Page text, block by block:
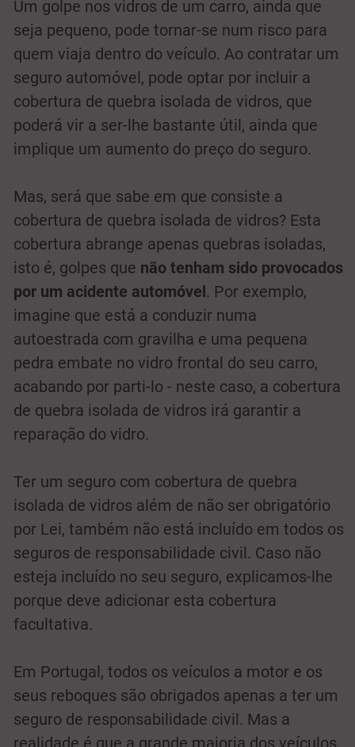
Um golpe nos vidros de um carro, ainda que
seja pequeno, pode tornar-se num risco para
quem viaja dentro do veículo. Ao contratar um
seguro automóvel, pode optar por incluir a
cobertura de quebra isolada de vidros, que
poderá vir a ser-lhe bastante útil, ainda que
implique um aumento do preço do seguro.
Mas, será que sabe em que consiste a
cobertura de quebra isolada de vidros? Esta
cobertura abrange apenas quebras isoladas,
isto é, golpes que não tenham sido provocados
por um acidente automóvel . Por exemplo,
imagine que está a conduzir numa
autoestrada com gravilha e uma pequena
pedra embate no vidro frontal do seu carro,
acabando por parti-lo - neste caso, a cobertura
de quebra isolada de vidros irá garantir a
reparação do vidro.
Ter um seguro com cobertura de quebra
isolada de vidros além de não ser obrigatório
por Lei, também não está incluído em todos os
seguros de responsabilidade civil. Caso não
esteja incluído no seu seguro, explicamos-lhe
porque deve adicionar esta cobertura
facultativa.
Em Portugal, todos os veículos a motor e os
seus reboques são obrigados apenas a ter um
seguro de responsabilidade civil. Mas a